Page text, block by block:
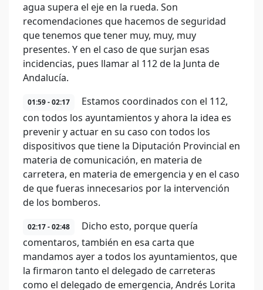
agua supera el eje en la rueda. Son
recomendaciones que hacemos de seguridad
que tenemos que tener muy, muy, muy
presentes. Y en el caso de que surjan esas
incidencias, pues llamar al 112 de la Junta de
Andalucía.
01:59 - 02:17
Estamos coordinados con el 112,
con todos los ayuntamientos y ahora la idea es
prevenir y actuar en su caso con todos los
dispositivos que tiene la Diputación Provincial en
materia de comunicación, en materia de
carretera, en materia de emergencia y en el caso
de que fueras innecesarios por la intervención
de los bomberos.
02:17 - 02:48
Dicho esto, porque quería
comentaros, también en esa carta que
mandamos ayer a todos los ayuntamientos, que
la firmaron tanto el delegado de carreteras
como el delegado de emergencia, Andrés Lorita